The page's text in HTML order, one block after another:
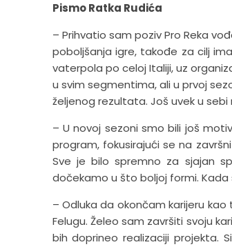
Pismo Ratka Rudića
– Prihvatio sam poziv Pro Reka
poboljšanja igre, takođe za cilj
vaterpola po celoj Italiji, uz
u svim segmentima, ali u prvoj
željenog rezultata. Još uvek u
– U novoj sezoni smo bili još
program, fokusirajući se na
Sve je bilo spremno za sjajan
dočekamo u što boljoj formi. Kada
– Odluka da okončam karijeru
Felugu. Želeo sam završiti svoju
bih doprineo realizaciji projekta.